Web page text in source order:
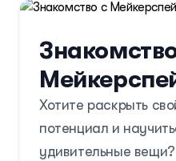
творческий
Хотите раскрыть
потенциал и
удивительные